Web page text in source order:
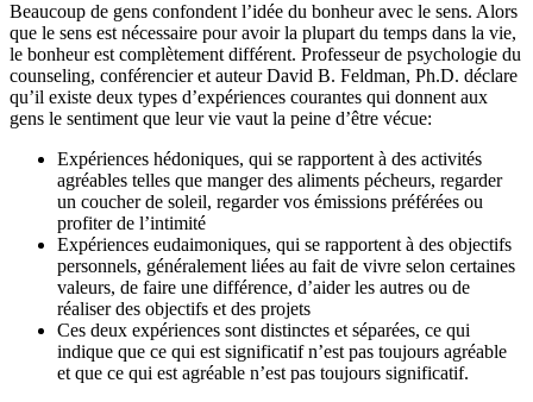
Beaucoup de gens confondent l’idée du bonheur avec le sens. Alors
que le sens est nécessaire pour avoir la plupart du temps dans la vie,
le bonheur est complètement différent. Professeur de psychologie du
counseling, conférencier et auteur David B. Feldman, Ph.D. déclare
qu’il existe deux types d’expériences courantes qui donnent aux
gens le sentiment que leur vie vaut la peine d’être vécue:
Expériences hédoniques, qui se rapportent à des activités
agréables telles que manger des aliments pécheurs, regarder
un coucher de soleil, regarder vos émissions préférées ou
profiter de l’intimité
Expériences eudaimoniques, qui se rapportent à des objectifs
personnels, généralement liées au fait de vivre selon certaines
valeurs, de faire une différence, d’aider les autres ou de
réaliser des objectifs et des projets
Ces deux expériences sont distinctes et séparées, ce qui
indique que ce qui est significatif n’est pas toujours agréable
et que ce qui est agréable n’est pas toujours significatif.